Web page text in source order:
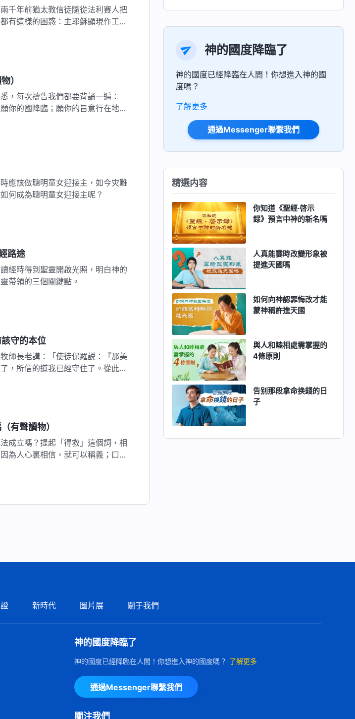
千年前猶太教信徒隨從法利賽人把
有這樣的困惑：主耶穌顯現作工
）
每次禱告我們都要背誦一遍：
你的國降臨；願你的旨意行在地
應該做聰明童女迎接主，如今灾難
何成為聰明童女迎接主呢？
路途
經時得到聖靈開啟光照，明白神的
帶領的三個關鍵點。
守的本位
師長老講：「使徒保羅説：『那美
，所信的道我已經守住了。從此以
有聲讀物）
成立嗎？提起「得救」這個詞，相
為人心裏相信，就可以稱義；口裏
神的國度降臨了
神的國度已經降臨在人間！你想進入神的國
度嗎？
了解更多
通過Messenger聯繫我們
精選内容
你知道《聖經·啓示
録》預言中神的新名嗎
人真能霎時改變形象被
提進天國嗎
如何向神認罪悔改才能
蒙神稱許進天國
與人和睦相處需掌握的
4條原則
告别那段拿命换錢的日
子
新時代 圖片展 關于我們
神的國度降臨了
神的國度已經降臨在人間！你想進入神的國度嗎？ 了解更多
通過Messenger聯繫我們
關注我們